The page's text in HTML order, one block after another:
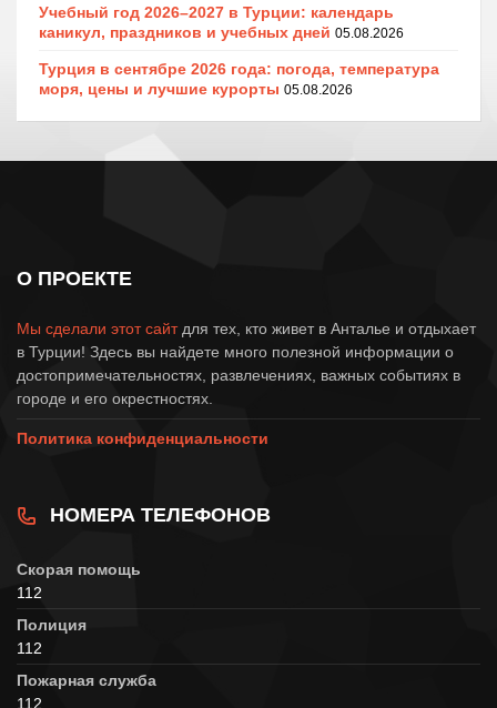
Учебный год 2026–2027 в Турции: календарь
каникул, праздников и учебных дней 05.08.2026
Турция в сентябре 2026 года: погода, температура
моря, цены и лучшие курорты 05.08.2026
О ПРОЕКТЕ
Мы сделали этот сайтдля тех, кто живет в Анталье и отдыхает
в Турции! Здесь вы найдете много полезной информации о
достопримечательностях, развлечениях, важных событиях в
городе и его окрестностях.
Политика конфиденциальности
НОМЕРА ТЕЛЕФОНОВ
Скорая помощь
112
Полиция
112
Пожарная служба
112